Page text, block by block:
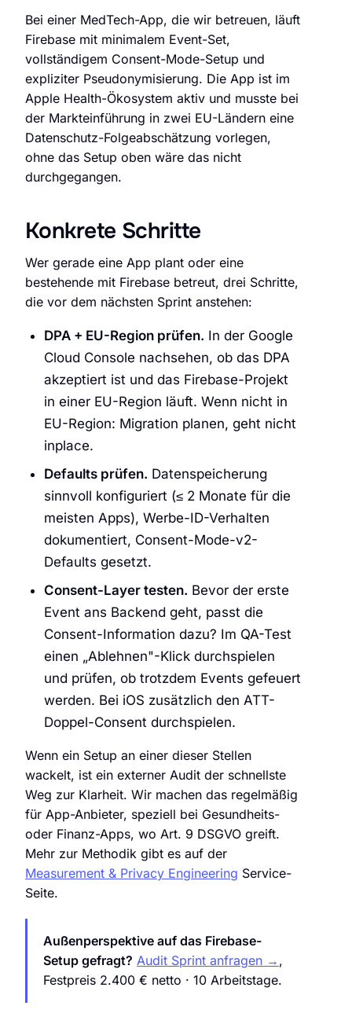
Bei einer MedTech-App, die wir betreuen, läuft
Firebase mit minimalem Event-Set,
vollständigem Consent-Mode-Setup und
expliziter Pseudonymisierung. Die App ist im
Apple Health-Ökosystem aktiv und musste bei
der Markteinführung in zwei EU-Ländern eine
Datenschutz-Folgeabschätzung vorlegen,
ohne das Setup oben wäre das nicht
durchgegangen.
Konkrete Schritte
Wer gerade eine App plant oder eine
bestehende mit Firebase betreut, drei Schritte,
die vor dem nächsten Sprint anstehen:
DPA + EU-Region prüfen. In der Google
Cloud Console nachsehen, ob das DPA
akzeptiert ist und das Firebase-Projekt
in einer EU-Region läuft. Wenn nicht in
EU-Region: Migration planen, geht nicht
inplace.
Defaults prüfen. Datenspeicherung
sinnvoll konfiguriert (≤ 2 Monate für die
meisten Apps), Werbe-ID-Verhalten
dokumentiert, Consent-Mode-v2-
Defaults gesetzt.
Consent-Layer testen. Bevor der erste
Event ans Backend geht, passt die
Consent-Information dazu? Im QA-Test
einen „Ablehnen"-Klick durchspielen
und prüfen, ob trotzdem Events gefeuert
werden. Bei iOS zusätzlich den ATT-
Doppel-Consent durchspielen.
Wenn ein Setup an einer dieser Stellen
wackelt, ist ein externer Audit der schnellste
Weg zur Klarheit. Wir machen das regelmäßig
für App-Anbieter, speziell bei Gesundheits-
oder Finanz-Apps, wo Art. 9 DSGVO greift.
Mehr zur Methodik gibt es auf der
Measurement & Privacy Engineering Service-
Seite.
Außenperspektive auf das Firebase-
Setup gefragt? Audit Sprint anfragen → ,
Festpreis 2.400 € netto · 10 Arbeitstage.